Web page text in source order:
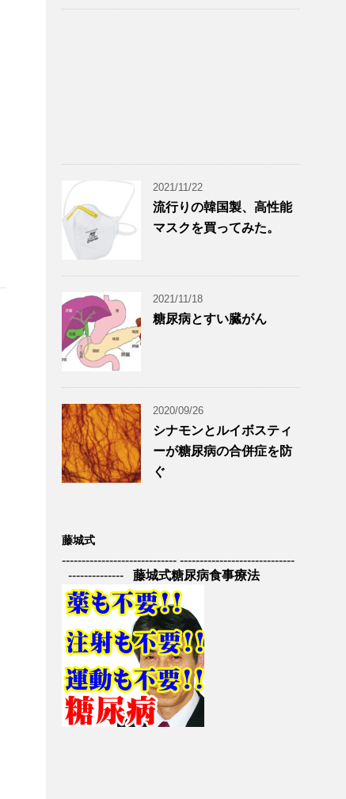
2021/11/22
流行りの韓国製、高性能
マスクを買ってみた。
2021/11/18
糖尿病とすい臓がん
2020/09/26
シナモンとルイボスティ
ーが糖尿病の合併症を防
ぐ
藤城式
----------------------------- -----------------------------
-------------- 藤城式糖尿病食事療法